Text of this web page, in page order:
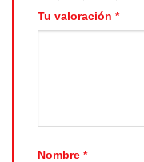
Tu valoración *
Nombre *